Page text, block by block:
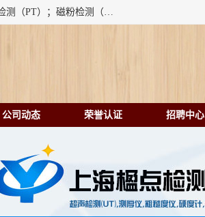
上海楹点检测设备有限公司提供的无损检测仪器设备包括：超声检测（UT）；射线检测（RT）；渗透检测（PT）；磁粉检测（MT）；涡流检测（ET）；化学用品（CH）、超声波相控阵、超声波测厚仪、超声导波、超声TOFD探伤仪、超声波探头、涡流探伤仪、涡流探头、涡流阵列、磁粉探伤机。代理以下品牌：汕超、美国GE(德国KK）、奥林巴斯（Olympus NDT）、美国磁通（Magnaflux）、DAKOTA等；
公司动态 荣誉认证 招聘中心